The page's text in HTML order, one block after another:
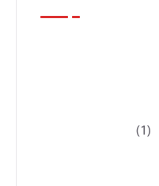
(1)